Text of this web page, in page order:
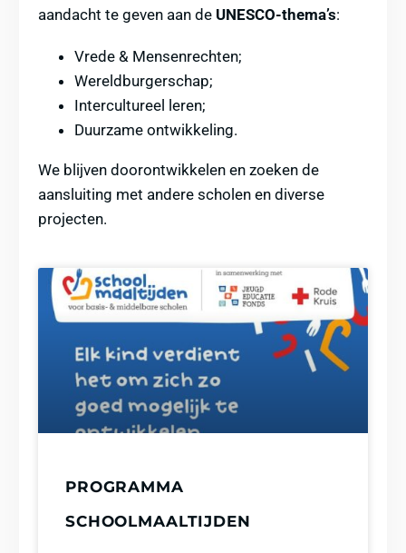
aandacht te geven aan de UNESCO-thema’s:
Vrede & Mensenrechten;
Wereldburgerschap;
Intercultureel leren;
Duurzame ontwikkeling.
We blijven doorontwikkelen en zoeken de
aansluiting met andere scholen en diverse
projecten.
PROGRAMMA
SCHOOLMAALTIJDEN